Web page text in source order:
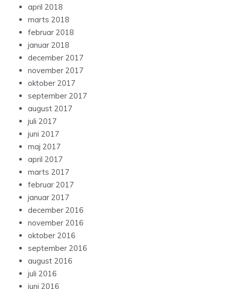
april 2018
marts 2018
februar 2018
januar 2018
december 2017
november 2017
oktober 2017
september 2017
august 2017
juli 2017
juni 2017
maj 2017
april 2017
marts 2017
februar 2017
januar 2017
december 2016
november 2016
oktober 2016
september 2016
august 2016
juli 2016
juni 2016